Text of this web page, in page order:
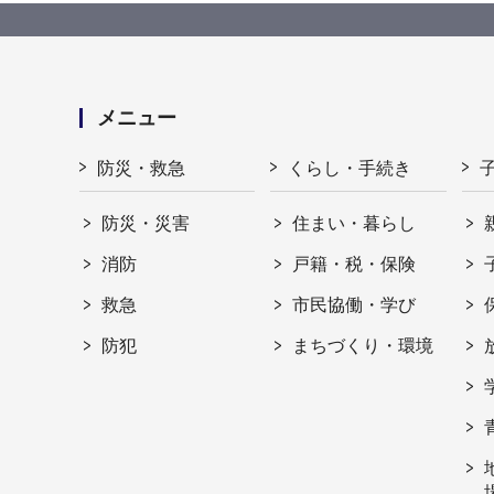
メニュー
防災・救急
防災・災害
消防
救急
防犯
くらし・手続き
住まい・暮らし
戸籍・税・保険
市民協働・学び
まちづくり・環境